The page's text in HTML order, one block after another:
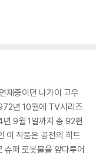
재중이던 나가이 고우
년 10월에 TV시리즈
9월 1일까지 총 92편
이 작품은 공전의 히트
슈퍼 로봇물을 앞다투어